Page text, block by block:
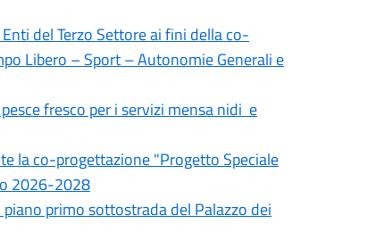
del Terzo Settore ai fini della co-
Libero – Sport – Autonomie Generali e
fresco per i servizi mensa nidi e
la co-progettazione "Progetto Speciale
2026-2028
primo sottostrada del Palazzo dei